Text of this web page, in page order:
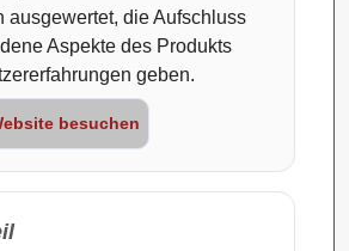
ausgewertet, die Aufschluss
Aspekte des Produkts
geben.
besuchen